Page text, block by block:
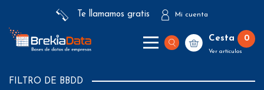
Te llamamos gratis Mi cuenta
Cesta 0
Ver artículos
FILTRO DE BBDD